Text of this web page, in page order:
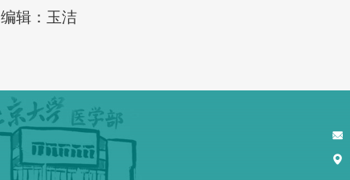
编辑：玉洁